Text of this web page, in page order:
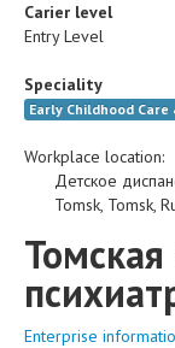
Carier level
Entry Level
Speciality
Early Childhood
Workplace location:
Детское
Tomsk, Tomsk,
Enterprise